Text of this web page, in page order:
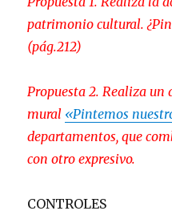
patrimonio cultural.
(pág.212)
Propuesta 2. Realiza un
mural «Pintemos
departamentos, que
con otro expresivo.
CONTROLES